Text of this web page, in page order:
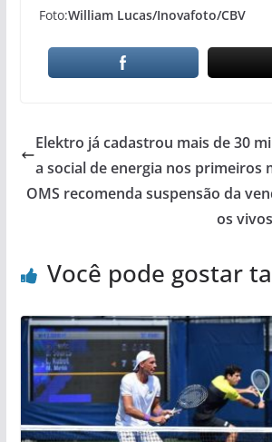
Foto:William Lucas/Inovafoto/CBV
Elektro já cadastrou mais de 30
a social de energia nos primeiros
OMS recomenda suspensão da
os
Você pode gostar